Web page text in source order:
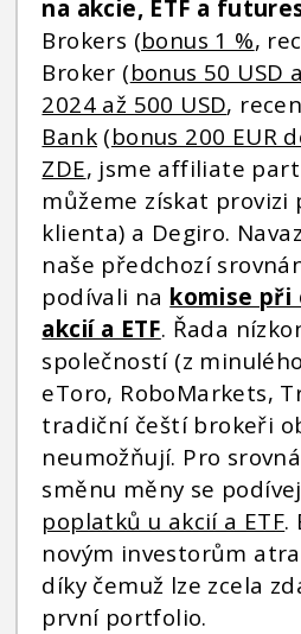
na akcie, ETF a
Brokers (bonus 1 %,
Broker (bonus 50 USD
2024 až 500 USD,
Bank (bonus 200 EUR
ZDE, jsme affiliate
můžeme získat provizi
klienta) a Degiro.
naše předchozí
podívali na komise při
akcií a ETF. Řada
společností (z
eToro, RoboMarkets,
tradiční čeští brokeři
neumožňují. Pro
směnu měny se
poplatků u akcií a ETF.
novým investorům
díky čemuž lze zcela
první portfolio.